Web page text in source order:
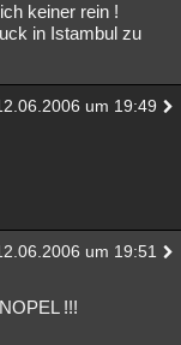
keiner rein !
in Istambul zu
um 19:49
um 19:51
!!!